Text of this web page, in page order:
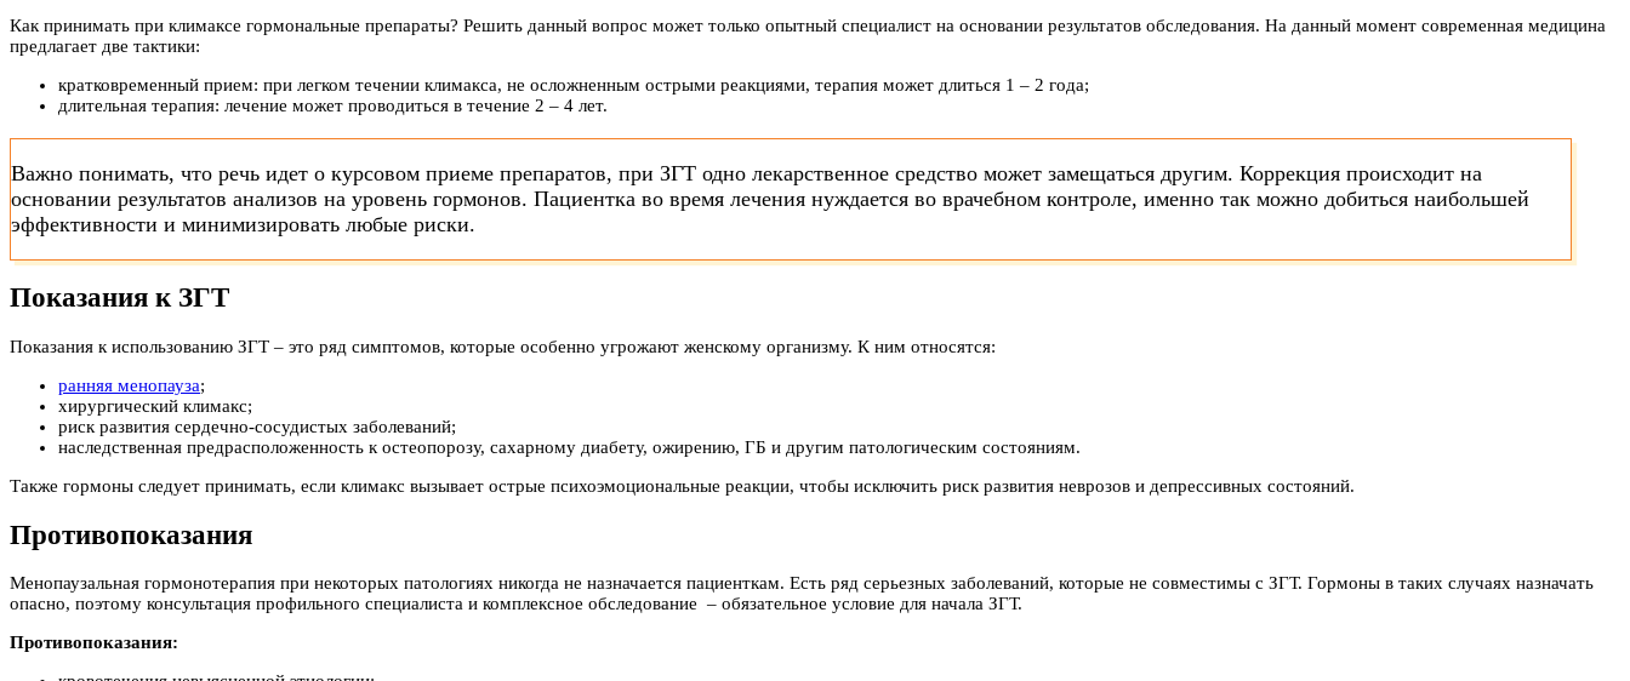
Как принимать при климаксе гормональные препараты? Решить данный вопрос может только опытный специалист на основании результатов обследования. На данный момент современная медицина
предлагает две тактики:
кратковременный прием: при легком течении климакса, не осложненным острыми реакциями, терапия может длиться 1 – 2 года;
длительная терапия: лечение может проводиться в течение 2 – 4 лет.
Важно понимать, что речь идет о курсовом приеме препаратов, при ЗГТ одно лекарственное средство может замещаться другим. Коррекция происходит на
основании результатов анализов на уровень гормонов. Пациентка во время лечения нуждается во врачебном контроле, именно так можно добиться наибольшей
эффективности и минимизировать любые риски.
Показания к ЗГТ
Показания к использованию ЗГТ – это ряд симптомов, которые особенно угрожают женскому организму. К ним относятся:
ранняя менопауза;
хирургический климакс;
риск развития сердечно-сосудистых заболеваний;
наследственная предрасположенность к остеопорозу, сахарному диабету, ожирению, ГБ и другим патологическим состояниям.
Также гормоны следует принимать, если климакс вызывает острые психоэмоциональные реакции, чтобы исключить риск развития неврозов и депрессивных состояний.
Противопоказания
Менопаузальная гормонотерапия при некоторых патологиях никогда не назначается пациенткам. Есть ряд серьезных заболеваний, которые не совместимы с ЗГТ. Гормоны в таких случаях назначать
опасно, поэтому консультация профильного специалиста и комплексное обследование – обязательное условие для начала ЗГТ.
Противопоказания: